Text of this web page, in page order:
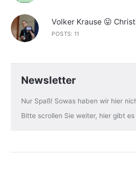
Volker Krause 😛
POSTS: 11
Newsletter
Nur Spaß! Sowas haben wir hier
Bitte scrollen Sie weiter, hier gibt